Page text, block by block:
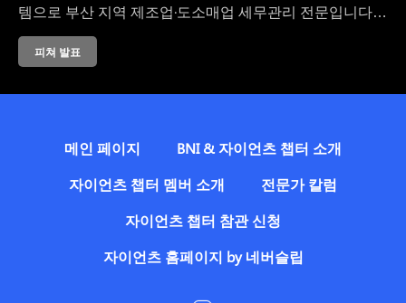
템으로 부산 지역 제조업·도소매업 세무관리 전문입니다.
실시간 소통과 월별 사업분석보고서를 제공해드립니다.
피쳐 발표
메인 페이지
BNI & 자이언츠 챕터 소개
자이언츠 챕터 멤버 소개
전문가 칼럼
자이언츠 챕터 참관 신청
자이언츠 홈페이지 by 네버슬립